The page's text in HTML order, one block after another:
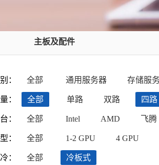
主板及配件
：
：
：
：
：
全部 通用服务器 存储服
全部 单路 双路 四路
全部 Intel AMD 飞腾
全部 1-2 GPU 4 GPU
全部 冷板式